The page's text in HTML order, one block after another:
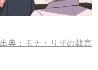
出典：モナ・リザの戯言